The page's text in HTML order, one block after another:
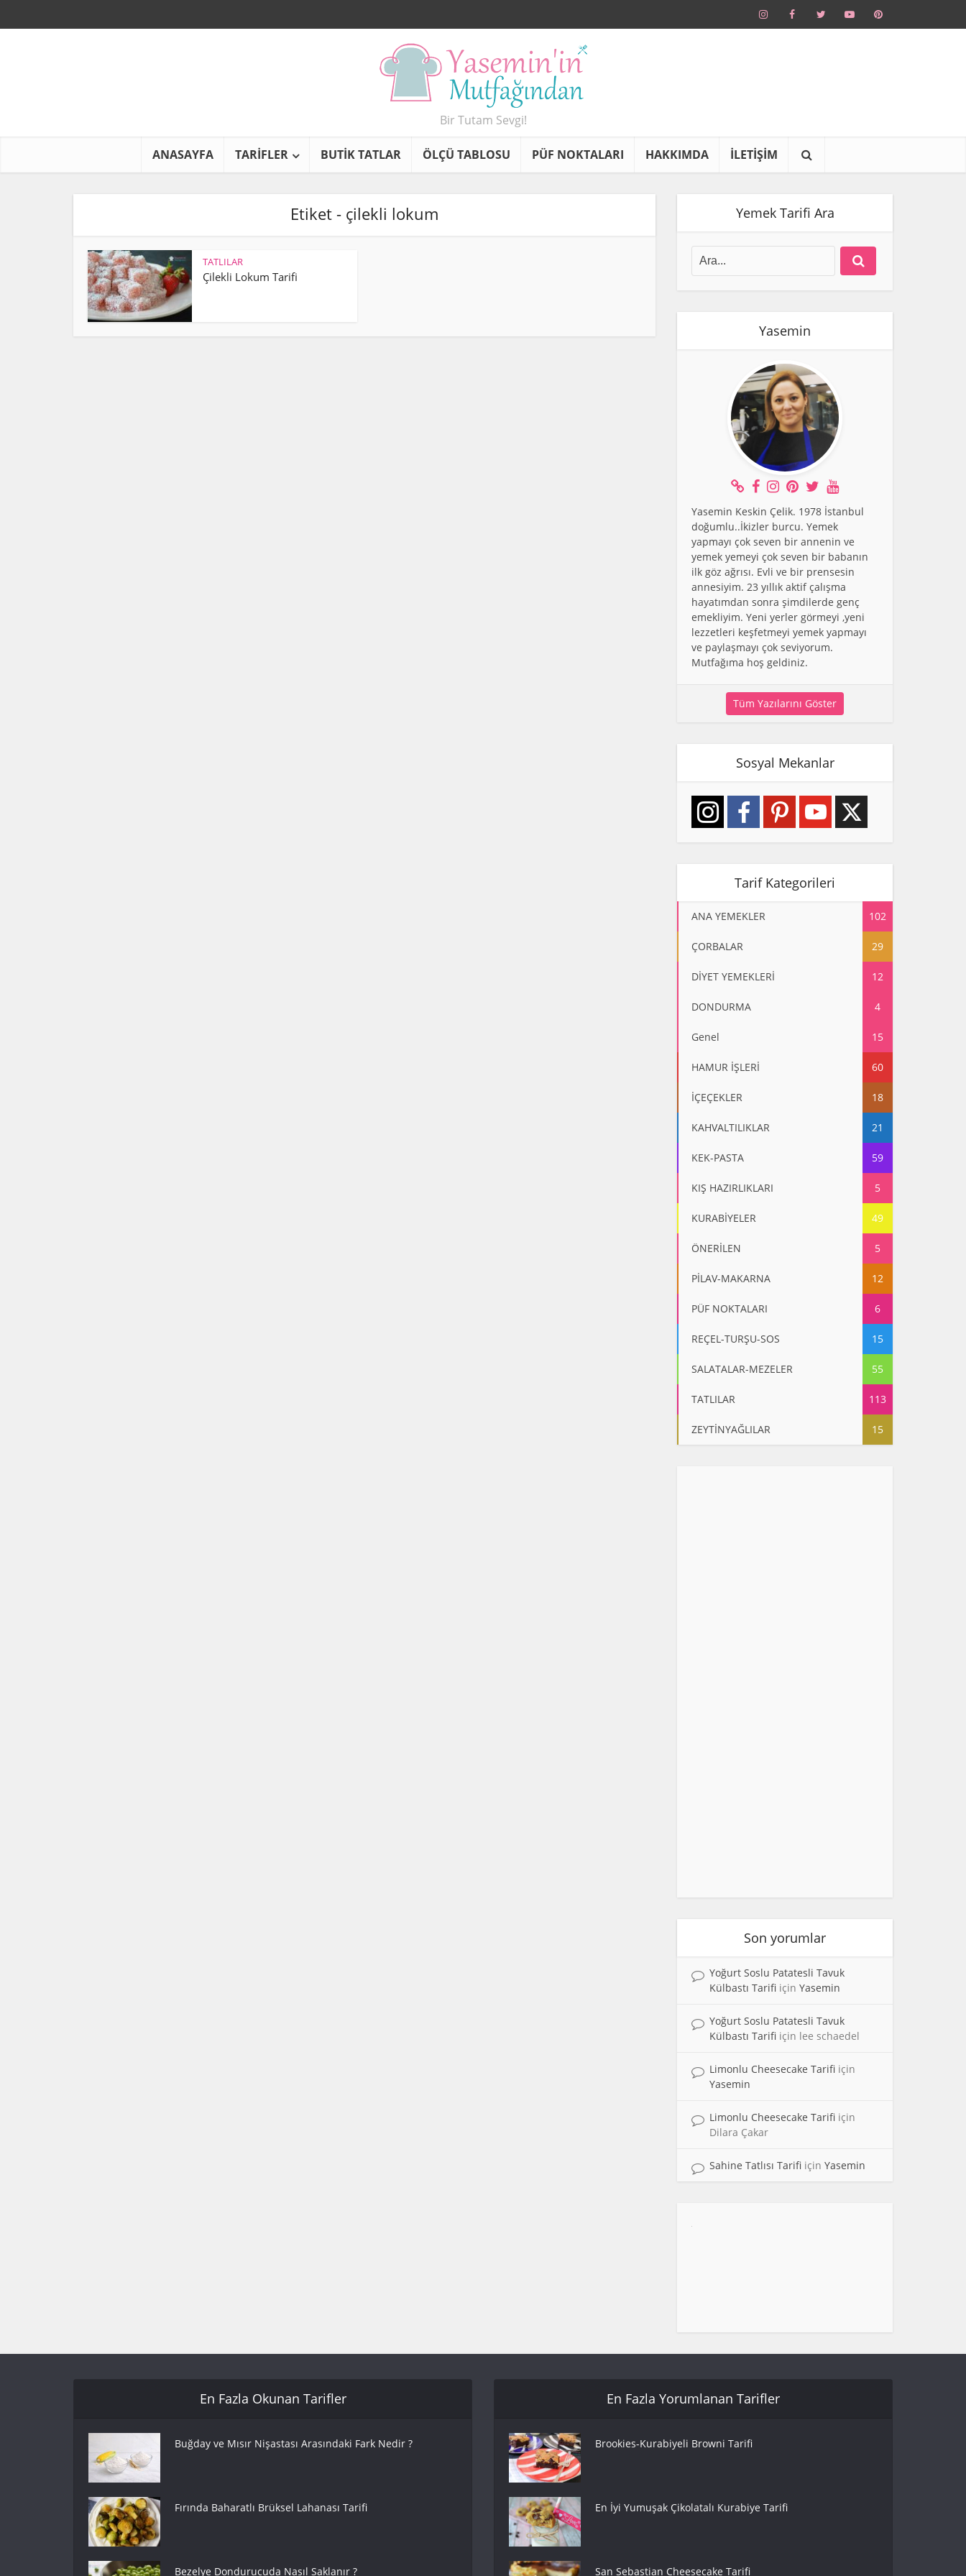
Bir Tutam Sevgi!
ANASAYFA TARİFLER BUTİK TATLAR ÖLÇÜ TABLOSU PÜF NOKTALARI HAKKIMDA İLETİŞİM
Etiket - çilekli lokum
TATLILAR
Çilekli Lokum Tarifi
Yemek Tarifi Ara
Yasemin
Yasemin Keskin Çelik. 1978 İstanbul
doğumlu..İkizler burcu. Yemek
yapmayı çok seven bir annenin ve
yemek yemeyi çok seven bir babanın
ilk göz ağrısı. Evli ve bir prensesin
annesiyim. 23 yıllık aktif çalışma
hayatımdan sonra şimdilerde genç
emekliyim. Yeni yerler görmeyi ,yeni
lezzetleri keşfetmeyi yemek yapmayı
ve paylaşmayı çok seviyorum.
Mutfağıma hoş geldiniz.
Tüm Yazılarını Göster
Sosyal Mekanlar
Tarif Kategorileri
ANA YEMEKLER 102
ÇORBALAR 29
DİYET YEMEKLERİ 12
DONDURMA 4
Genel 15
HAMUR İŞLERİ 60
İÇEÇEKLER 18
KAHVALTILIKLAR 21
KEK-PASTA 59
KIŞ HAZIRLIKLARI 5
KURABİYELER 49
ÖNERİLEN 5
PİLAV-MAKARNA 12
PÜF NOKTALARI 6
REÇEL-TURŞU-SOS 15
SALATALAR-MEZELER 55
TATLILAR 113
ZEYTİNYAĞLILAR 15
Son yorumlar
Yoğurt Soslu Patatesli Tavuk
Külbastı Tarifi için Yasemin
Yoğurt Soslu Patatesli Tavuk
Külbastı Tarifi için lee schaedel
Limonlu Cheesecake Tarifi için
Yasemin
Limonlu Cheesecake Tarifi için
Dilara Çakar
Sahine Tatlısı Tarifi için Yasemin
En Fazla Okunan Tarifler
Buğday ve Mısır Nişastası Arasındaki Fark Nedir ?
Fırında Baharatlı Brüksel Lahanası Tarifi
Bezelye Dondurucuda Nasıl Saklanır ?
En Fazla Yorumlanan Tarifler
Brookies-Kurabiyeli Browni Tarifi
En İyi Yumuşak Çikolatalı Kurabiye Tarifi
San Sebastian Cheesecake Tarifi